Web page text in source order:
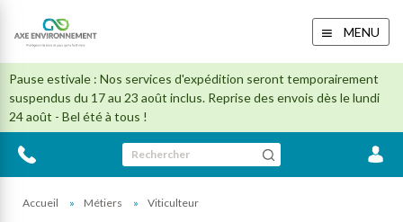
Pause estivale : Nos services d'expédition seront temporairement
suspendus du 17 au 23 août inclus. Reprise des envois dès le lundi
24 août - Bel été à tous !
MENU
Rechercher
Accueil Métiers Viticulteur